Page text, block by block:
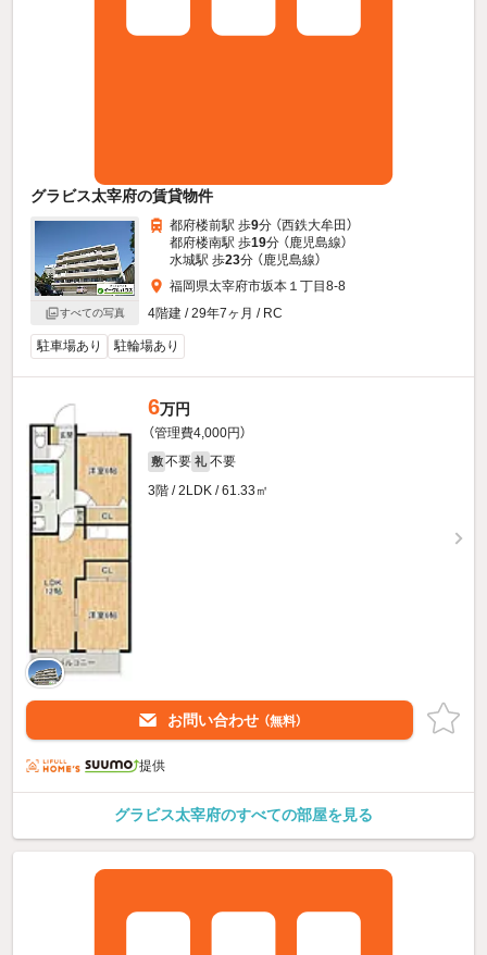
グラビス太宰府の賃貸物件
すべての写真
都府楼前駅 歩9分 （西鉄大牟田）
都府楼南駅 歩19分 （鹿児島線）
水城駅 歩23分 （鹿児島線）
福岡県太宰府市坂本１丁目8-8
4階建 / 29年7ヶ月 / RC
駐車場あり 駐輪場あり
6万円
（管理費4,000円）
敷 不要 礼 不要
3階 / 2LDK / 61.33㎡
お問い合わせ （無料）
提供
グラビス太宰府のすべての部屋を見る